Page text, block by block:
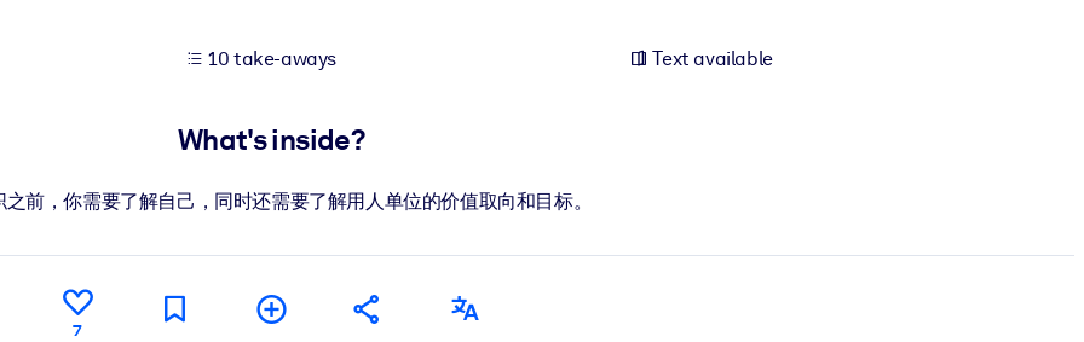
outputs. 10 take-aways Text available
What's inside?
之前，你需要了解自己，同时还需要了解用人单位的价值取向和目标。
7